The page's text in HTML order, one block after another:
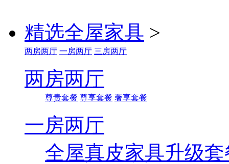
精选全屋家具 >
两房两厅 一房两厅 三房两厅
两房两厅
尊贵套餐 尊享套餐 奢享套餐
一房两厅
全屋真皮家具升级套